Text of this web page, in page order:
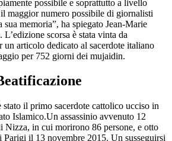
possibile e soprattutto a livello
maggior numero possibile di giornalisti
sua memoria”, ha spiegato Jean-Marie
scorsa è stata vinta da
un articolo dedicato al sacerdote italiano
per 752 giorni dei mujaidin.
il primo sacerdote cattolico ucciso in
Islamico.Un assassinio avvenuto 12
Nizza, in cui morirono 86 persone, e otto
Parigi il 13 novembre 2015. Un susseguirsi